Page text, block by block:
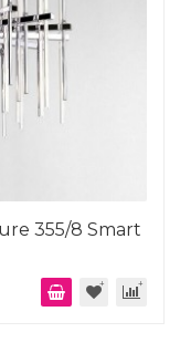
355/8 Smart